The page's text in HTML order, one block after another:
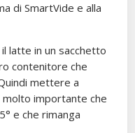
di SmartVide e alla
latte in un sacchetto
contenitore che
mettere a
molto importante che
e che rimanga